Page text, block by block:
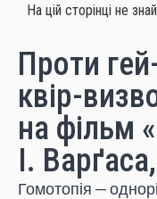
На цій сторінці не
Проти
квір-
на фільм
І.
Гомотопія —